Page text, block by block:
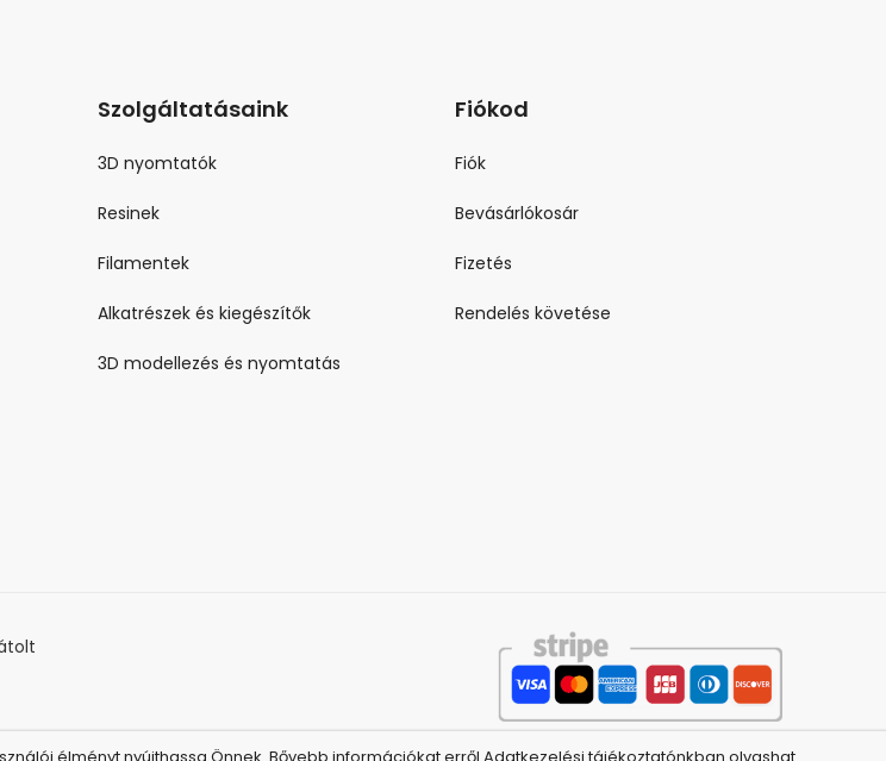
Szolgáltatásaink
3D nyomtatók
Resinek
Filamentek
Alkatrészek és kiegészítők
3D modellezés és nyomtatás
Fiókod
Fiók
Bevásárlókosár
Fizetés
Rendelés követése